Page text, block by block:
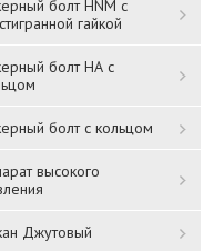
болт HNM с
гайкой
болт НА с
болт с кольцом
высокого
Джутовый